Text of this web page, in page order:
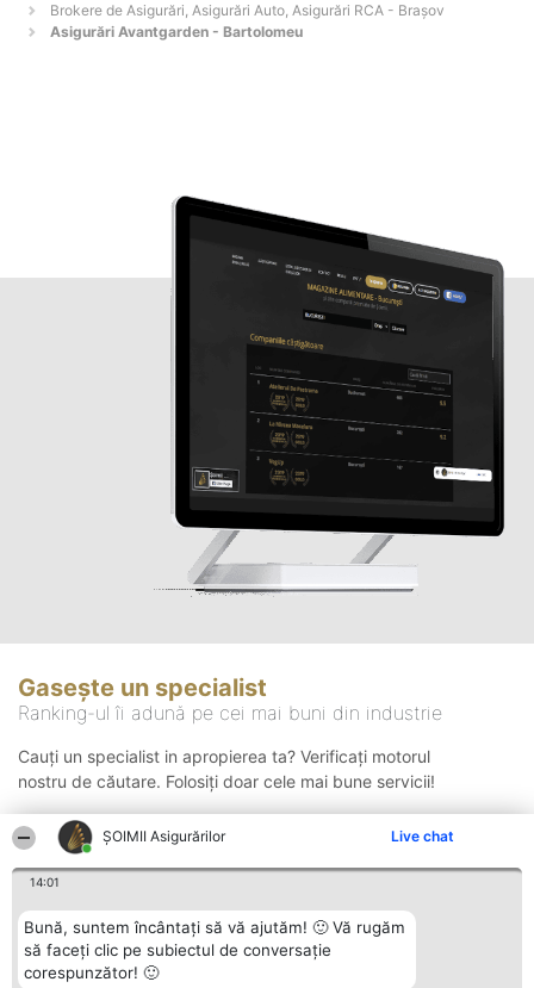
ȘOIMII Asigurărilor Live chat
14:01
Bună, suntem încântați să vă ajutăm! 🙂 Vă rugăm
să faceți clic pe subiectul de conversație
corespunzător! 🙂
Brokere de Asigurări, Asigurări Auto, Asigurări RCA - Braşov
Asigurări Avantgarden - Bartolomeu
Gasește un specialist
Ranking-ul îi adună pe cei mai buni din industrie
Cauți un specialist in apropierea ta? Verificați motorul
nostru de căutare. Folosiți doar cele mai bune servicii!